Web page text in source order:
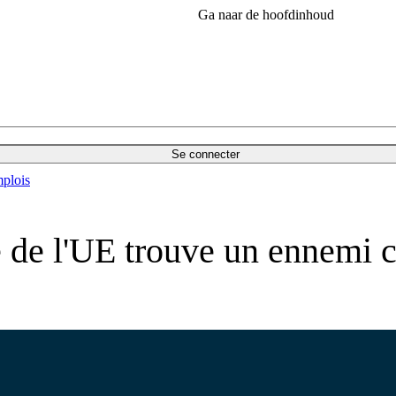
Ga naar de hoofdinhoud
Se connecter
l'UE trouve un ennemi